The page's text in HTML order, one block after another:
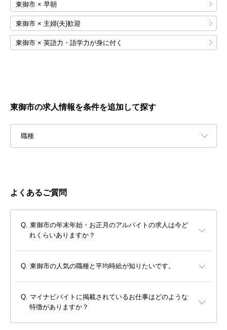
東御市 × 早朝
東御市 × 主婦(夫)歓迎
東御市 × 英語力・語学力が身に付く
東御市の求人情報を条件を追加して探す
職種
よくあるご質問
東御市の年末年始・お正月のアルバイトの求人は今ど
れくらいありますか？
東御市の人気の職種と平均時給が知りたいです。
マイナビバイトに掲載されているお仕事はどのような
特徴がありますか？